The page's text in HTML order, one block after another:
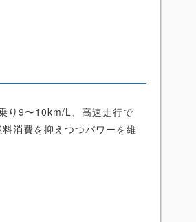
り9〜10km/L、高速走行で
消費を抑えつつパワーを維